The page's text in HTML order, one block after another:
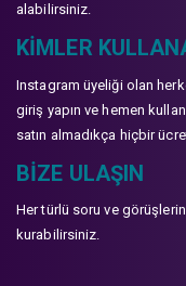
alabilirsiniz.
KIMLER
Instagram üyeliği olan
giriş yapın ve hemen
satın almadıkça hiçbir
BIZE ULAŞIN
Her türlü soru ve
kurabilirsiniz.